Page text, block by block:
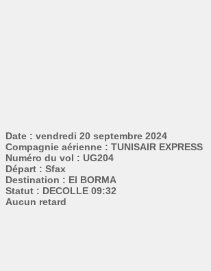
Date : vendredi 20 septembre 2024
Compagnie aérienne : TUNISAIR EXPRESS
Numéro du vol : UG204
Départ : Sfax
Destination : El BORMA
Statut : DECOLLE 09:32
Aucun retard